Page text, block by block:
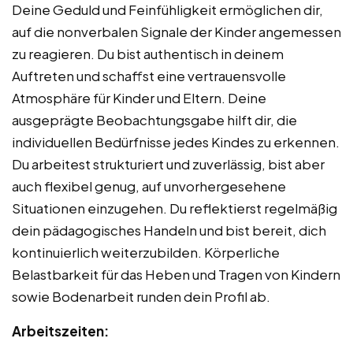
Deine Geduld und Feinfühligkeit ermöglichen dir,
auf die nonverbalen Signale der Kinder angemessen
zu reagieren. Du bist authentisch in deinem
Auftreten und schaffst eine vertrauensvolle
Atmosphäre für Kinder und Eltern. Deine
ausgeprägte Beobachtungsgabe hilft dir, die
individuellen Bedürfnisse jedes Kindes zu erkennen.
Du arbeitest strukturiert und zuverlässig, bist aber
auch flexibel genug, auf unvorhergesehene
Situationen einzugehen. Du reflektierst regelmäßig
dein pädagogisches Handeln und bist bereit, dich
kontinuierlich weiterzubilden. Körperliche
Belastbarkeit für das Heben und Tragen von Kindern
sowie Bodenarbeit runden dein Profil ab.
Arbeitszeiten: